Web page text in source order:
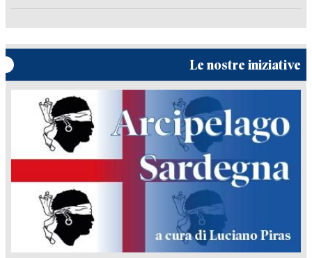
Le nostre iniziative